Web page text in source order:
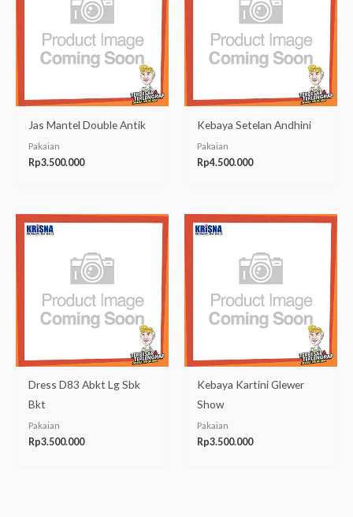
Jas Mantel Double Antik
Pakaian
Rp3.500.000
Kebaya Setelan Andhini
Pakaian
Rp4.500.000
Dress D83 Abkt Lg Sbk
Bkt
Pakaian
Rp3.500.000
Kebaya Kartini Glewer
Show
Pakaian
Rp3.500.000